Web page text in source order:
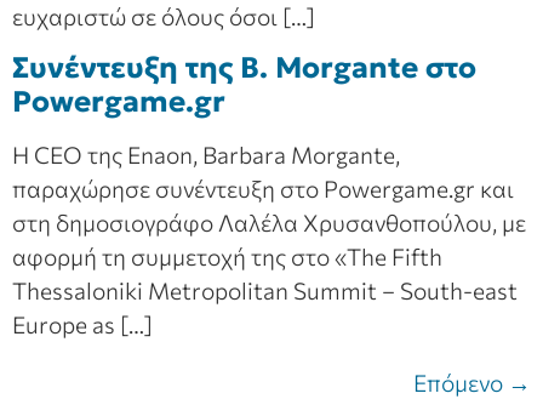
ευχαριστώ σε όλους όσοι […]
Συνέντευξη της B. Morgante στο
Powergame.gr
Η CEO της Enaon, Barbara Morgante,
παραχώρησε συνέντευξη στο Powergame.gr και
στη δημοσιογράφο Λαλέλα Χρυσανθοπούλου, με
αφορμή τη συμμετοχή της στο «The Fifth
Thessaloniki Metropolitan Summit – South-east
Europe as […]
Επόμενο →